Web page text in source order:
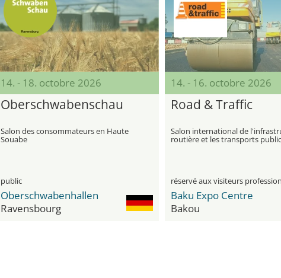
14. - 18. octobre 2026
Oberschwabenschau
Salon des consommateurs en Haute
Souabe
public
Oberschwabenhallen
Ravensbourg
14. - 16. octobre 2026
Road & Traffic
Salon international de
routière et les transports
réservé aux visiteurs
Baku Expo Centre
Bakou